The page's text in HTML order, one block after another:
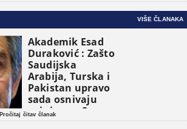
VIŠE ČLANAKA
Akademik Esad
Duraković : Zašto
Saudijska
Arabija, Turska i
Pakistan upravo
sada osnivaju
vojni savez?
Pročitaj čitav članak